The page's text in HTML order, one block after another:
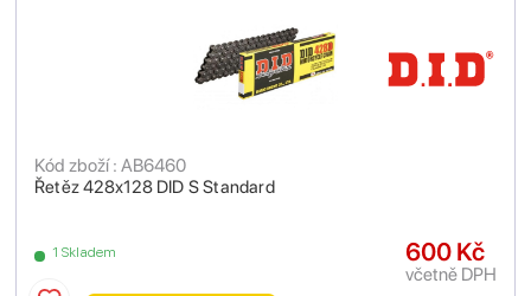
Řetěz 428x128 DID S Standard
Kód zboží : AB6460
1 Skladem 600 Kč
včetně DPH